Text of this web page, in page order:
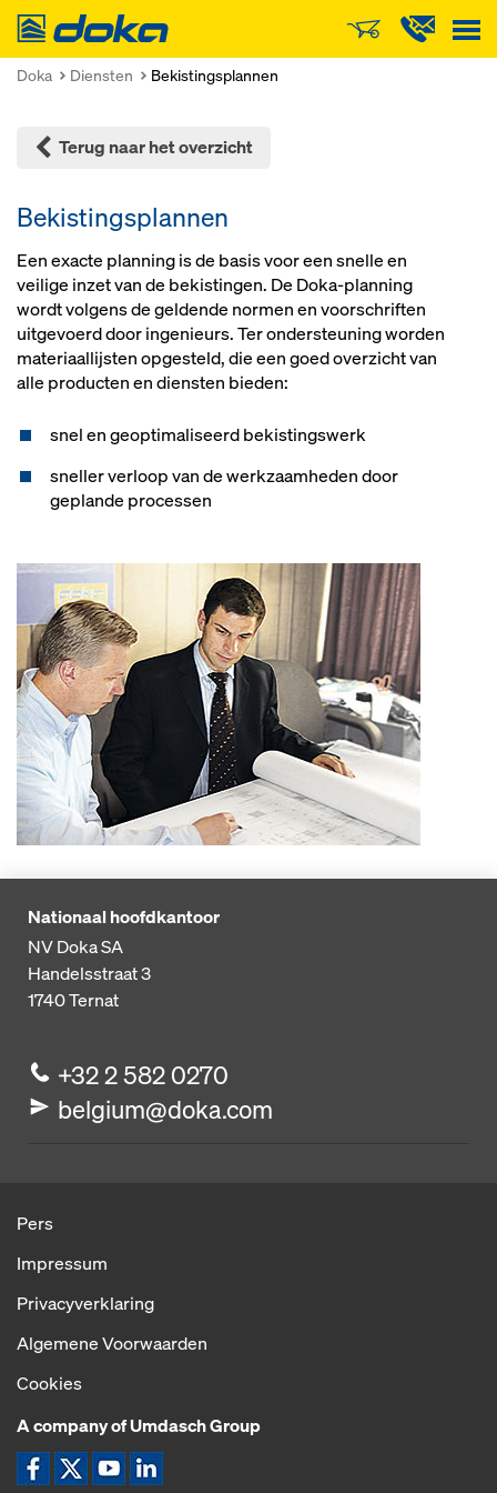
Doka
Doka Diensten Bekistingsplannen
Terug naar het overzicht
Bekistingsplannen
Een exacte planning is de basis voor een snelle en
veilige inzet van de bekistingen. De Doka-planning
wordt volgens de geldende normen en voorschriften
uitgevoerd door ingenieurs. Ter ondersteuning worden
materiaallijsten opgesteld, die een goed overzicht van
alle producten en diensten bieden:
snel en geoptimaliseerd bekistingswerk
sneller verloop van de werkzaamheden door
geplande processen
Nationaal hoofdkantoor
NV Doka SA
Handelsstraat 3
1740Ternat
+32 2 582 0270
belgium@doka.com
Pers
Impressum
Privacyverklaring
Algemene Voorwaarden
Cookies
A company of Umdasch Group
Pictogram Facebook
Pictogram X
Pictogram YouTube
Pictogram LinkedIn